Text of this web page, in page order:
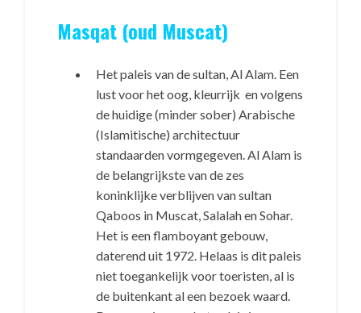
Masqat (oud Muscat)
Het paleis van de sultan, Al Alam. Een
lust voor het oog, kleurrijk en volgens
de huidige (minder sober) Arabische
(Islamitische) architectuur
standaarden vormgegeven. Al Alam is
de belangrijkste van de zes
koninklijke verblijven van sultan
Qaboos in Muscat, Salalah en Sohar.
Het is een flamboyant gebouw,
daterend uit 1972. Helaas is dit paleis
niet toegankelijk voor toeristen, al is
de buitenkant al een bezoek waard.